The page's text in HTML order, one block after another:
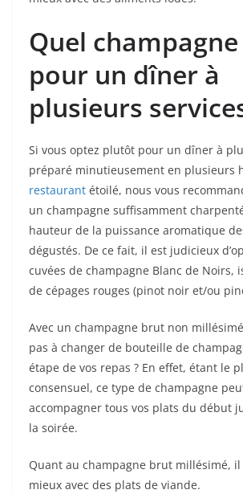
Quel
pour un dîner à
plusieurs
Si vous optez plutôt pour un dîner à
préparé minutieusement en plusieurs
restaurant étoilé, nous vous
un champagne suffisamment
hauteur de la puissance aromatique
dégustés. De ce fait, il est judicieux
cuvées de champagne Blanc de Noirs,
de cépages rouges (pinot noir et/ou
Avec un champagne brut non
pas à changer de bouteille de
étape de vos repas ? En effet, étant le
consensuel, ce type de champagne
accompagner tous vos plats du début
la soirée.
Quant au champagne brut millésimé, il
mieux avec des plats de viande.